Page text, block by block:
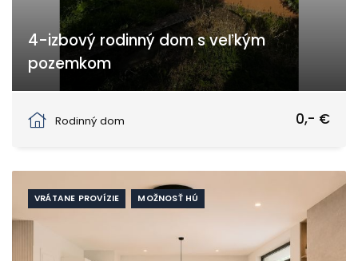
4-izbový rodinný dom s veľkým
pozemkom
Rodinný dom
0,- €
VRÁTANE PROVÍZIE MOŽNOSŤ HÚ